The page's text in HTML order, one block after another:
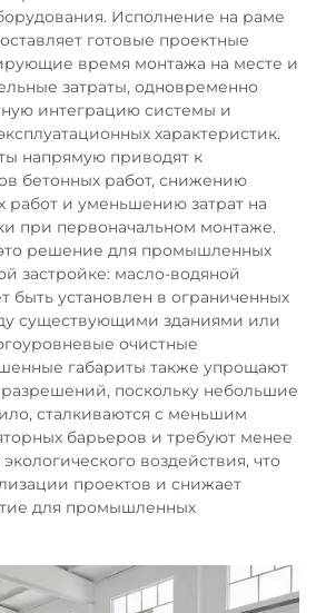
Исполнение на раме
готовые проектные
время монтажа на месте и
затраты, одновременно
интеграцию системы и
характеристик.
напрямую приводят к
бетонных работ, снижению
работ и уменьшению затрат на
при первоначальном монтаже.
решение для промышленных
застройке: масло-водяной
быть установлен в ограниченных
существующими зданиями или
очистные
габариты также упрощают
поскольку небольшие
сталкиваются с меньшим
барьеров и требуют менее
воздействия, что
проектов и снижает
для промышленных